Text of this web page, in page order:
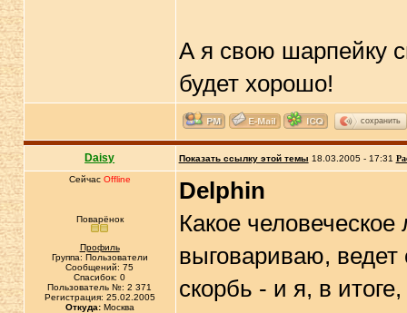
А я свою шарпейку
будет хорошо!
сохранить
Daisy Показать ссылку этой темы 18.03.2005 - 17:31
Сейчас Offline
Поварёнок
Профиль
Группа: Пользователи
Сообщений: 75
Спасибок: 0
Пользователь №: 2 371
Регистрация: 25.02.2005
Откуда:Москва
Delphin
Какое
выговариваю, ведет
скорбь - и я, в